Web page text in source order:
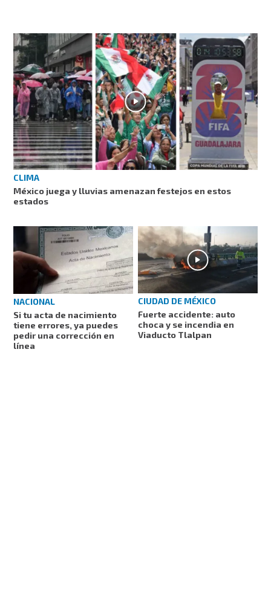
CLIMA
México juega y lluvias amenazan festejos en estos
estados
NACIONAL
Si tu acta de nacimiento
tiene errores, ya puedes
pedir una corrección en
línea
CIUDAD DE MÉXICO
Fuerte accidente: auto
choca y se incendia en
Viaducto Tlalpan